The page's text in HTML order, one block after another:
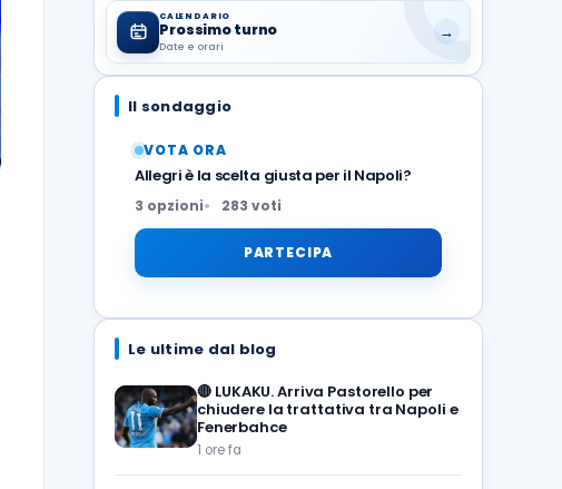
CALENDARIO
Prossimo turno
Date e orari
→
Il sondaggio
VOTA ORA
Allegri è la scelta giusta per il Napoli?
3 opzioni 283 voti
PARTECIPA
Le ultime dal blog
🔴 LUKAKU. Arriva Pastorello per
chiudere la trattativa tra Napoli e
Fenerbahce
1 ore fa